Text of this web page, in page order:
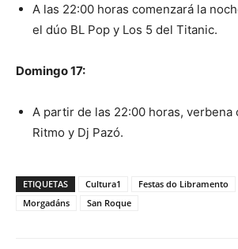
A las 22:00 horas comenzará la
el dúo BL Pop y Los 5 del Titanic.
Domingo 17:
A partir de las 22:00 horas, verbena
Ritmo y Dj Pazó.
ETIQUETAS Cultura1 Festas do Libramento
Morgadáns
San Roque